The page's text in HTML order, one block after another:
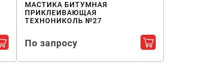
Добавить в корзину
МАСТИКА БИТУМНАЯ
ПРИКЛЕИВАЮЩАЯ
ТЕХНОНИКОЛЬ №27
По запросу Добавить в